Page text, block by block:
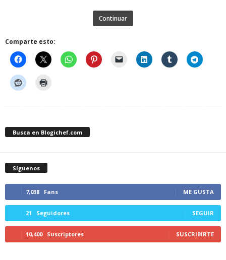
Continuar
Comparte esto:
Busca en Blogichef.com
Síguenos
7,038 Fans ME GUSTA
21 Seguidores SEGUIR
10,400 Suscriptores SUSCRIBIRTE